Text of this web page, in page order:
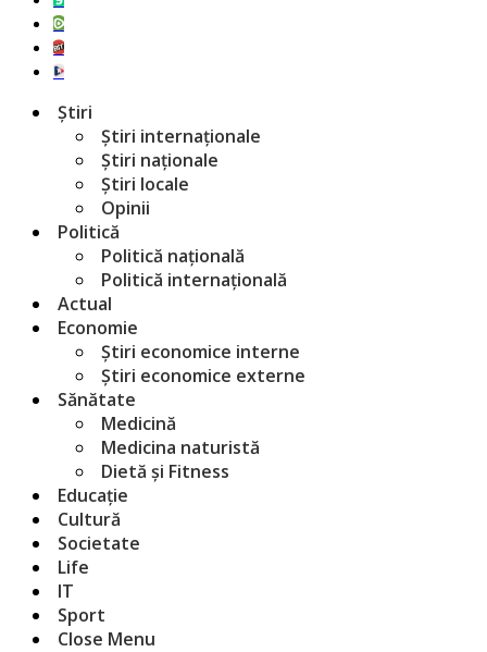
Știri
Știri internaționale
Știri naționale
Știri locale
Opinii
Politică
Politică națională
Politică internațională
Actual
Economie
Știri economice interne
Știri economice externe
Sănătate
Medicină
Medicina naturistă
Dietă și Fitness
Educație
Cultură
Societate
Life
IT
Sport
Close Menu